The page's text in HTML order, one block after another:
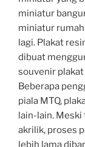
miniatur
miniatur
lagi. Plakat
dibuat
souvenir
Beberapa
piala MTQ,
lain-lain.
akrilik, proses
lebih lama